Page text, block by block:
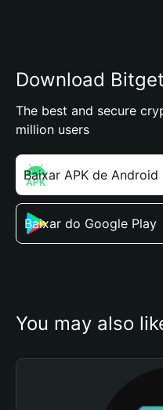
Download
The best and secure
million users
Baixar APK de Android
Baixar do Google Play
You may also